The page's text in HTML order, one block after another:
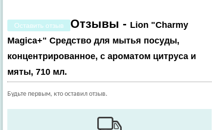
Оставить отзыв Отзывы - Lion "Charmy
Magica+" Средство для мытья посуды,
концентрированное, с ароматом цитруса и
мяты, 710 мл.
Будьте первым, кто оставил отзыв.